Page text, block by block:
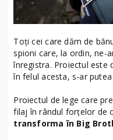
Toţi cei care dăm de
spioni care, la ordin, ne-
înregistra. Proiectul este
în felul acesta, s-ar
Proiectul de lege care
filaj în rândul forţelor de
transforma în Big